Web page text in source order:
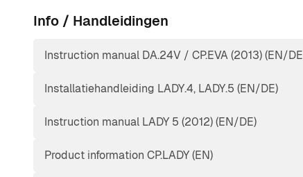
Info / Handleidingen
Instruction manual DA.24V / CP.EVA (2013) (EN/
Installatiehandleiding LADY.4, LADY.5 (EN/DE)
Instruction manual LADY 5 (2012) (EN/DE)
Product information CP.LADY (EN)